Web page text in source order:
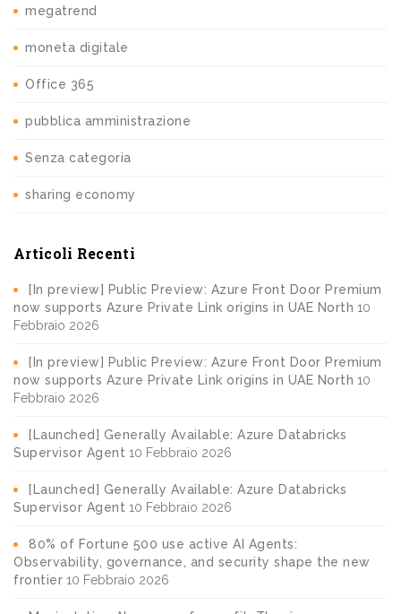
megatrend
moneta digitale
Office 365
pubblica amministrazione
Senza categoria
sharing economy
Articoli Recenti
[In preview] Public Preview: Azure Front Door Premium
now supports Azure Private Link origins in UAE North 10
Febbraio 2026
[In preview] Public Preview: Azure Front Door Premium
now supports Azure Private Link origins in UAE North 10
Febbraio 2026
[Launched] Generally Available: Azure Databricks
Supervisor Agent 10 Febbraio 2026
[Launched] Generally Available: Azure Databricks
Supervisor Agent 10 Febbraio 2026
80% of Fortune 500 use active AI Agents:
Observability, governance, and security shape the new
frontier 10 Febbraio 2026